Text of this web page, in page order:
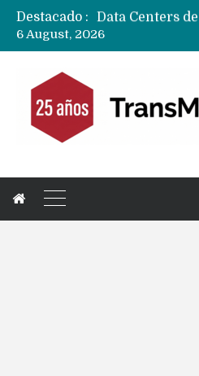
Destacado :
6 August, 2026